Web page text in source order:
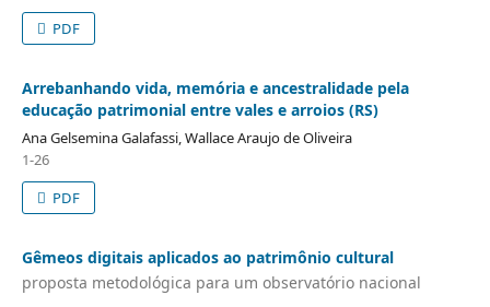
PDF
Arrebanhando vida, memória e ancestralidade pela
educação patrimonial entre vales e arroios (RS)
Ana Gelsemina Galafassi, Wallace Araujo de Oliveira
1-26
PDF
Gêmeos digitais aplicados ao patrimônio cultural
proposta metodológica para um observatório nacional